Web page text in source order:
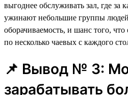
выгоднее обслуживать зал, где за
ужинают небольшие группы
оборачиваемость, и шанс того,
по несколько чаевых с каждого
📌 Вывод № 3:
зарабатывать